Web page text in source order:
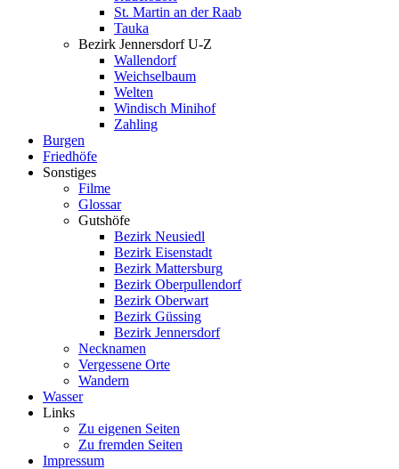
St. Martin an der Raab
Tauka
Bezirk Jennersdorf U-Z
Wallendorf
Weichselbaum
Welten
Windisch Minihof
Zahling
Burgen
Friedhöfe
Sonstiges
Filme
Glossar
Gutshöfe
Bezirk Neusiedl
Bezirk Eisenstadt
Bezirk Mattersburg
Bezirk Oberpullendorf
Bezirk Oberwart
Bezirk Güssing
Bezirk Jennersdorf
Necknamen
Vergessene Orte
Wandern
Wasser
Links
Zu eigenen Seiten
Zu fremden Seiten
Impressum